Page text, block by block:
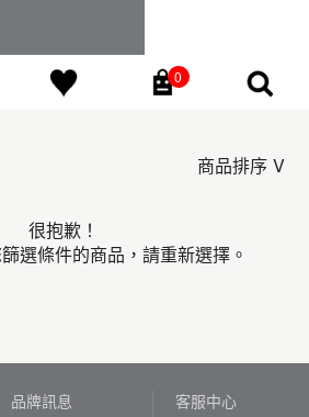
0
商品排序
很抱歉！
選條件的商品，請重新選擇。
品牌訊息 客服中心